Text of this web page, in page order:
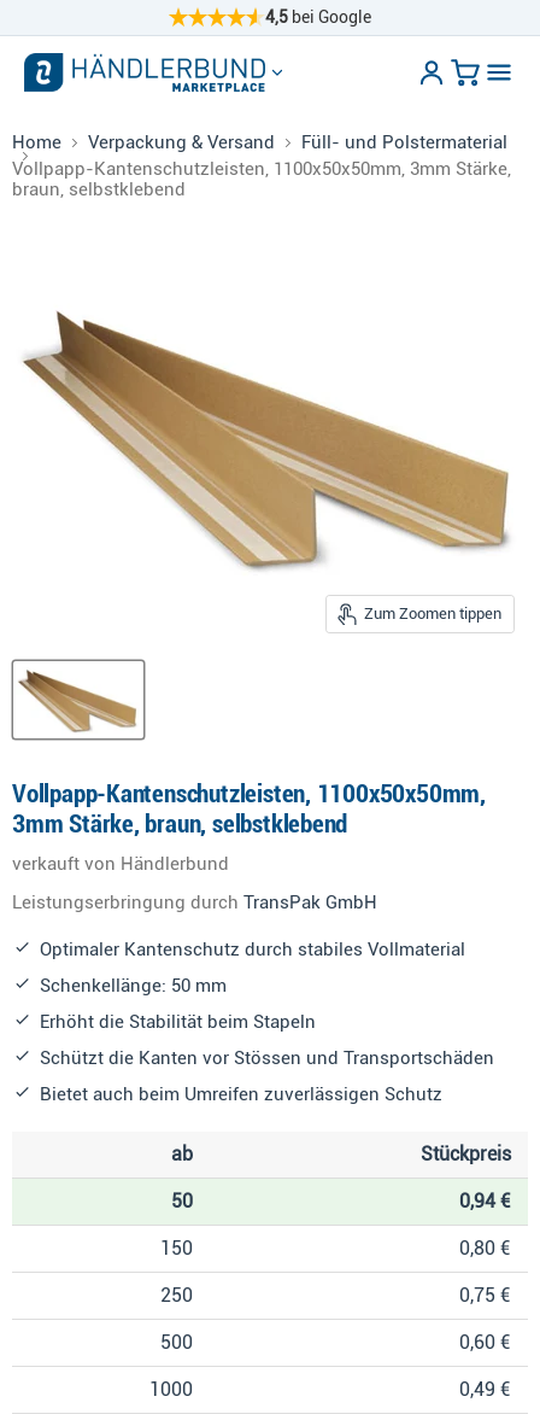
4,5 bei Google
Home Verpackung & Versand
Füll- und Polstermaterial
Vollpapp-Kantenschutzleisten, 1100x50x50mm, 3mm Stärke,
braun, selbstklebend
Zum Zoomen tippen
Vollpapp-Kantenschutzleisten, 1100x50x50mm,
3mm Stärke, braun, selbstklebend
verkauft von Händlerbund
Leistungserbringung durch TransPak GmbH
Optimaler Kantenschutz durch stabiles Vollmaterial
Schenkellänge: 50 mm
Erhöht die Stabilität beim Stapeln
Schützt die Kanten vor Stössen und Transportschäden
Bietet auch beim Umreifen zuverlässigen Schutz
ab Stückpreis
50 0,94 €
150 0,80 €
250 0,75 €
500 0,60 €
1000 0,49 €